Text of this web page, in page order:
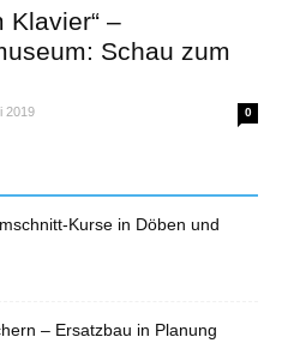
Klavier“ –
Schau zum
2019 0
Kurse in Döben und
– Ersatzbau in Planung